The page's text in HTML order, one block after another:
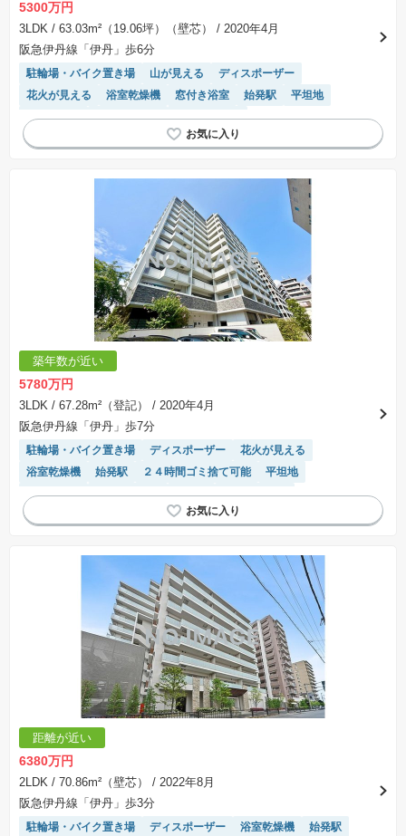
5300万円
3LDK / 63.03m²（19.06坪）（壁芯）
/ 2020年4月
阪急伊丹線「伊丹」歩6分
駐輪場・バイク置き場 山が見える
ディスポーザー
花火が見える
浴室乾燥機 窓付き浴室 始発駅
平坦地
ペット相談
対面キッチン
宅配ボックス
モニター付きインターホン
WIC 食洗機
システムキッチン
築年数が近い
5780万円
3LDK / 67.28m²（登記）
/ 2020年4月
阪急伊丹線「伊丹」歩7分
駐輪場・バイク置き場 ディスポーザー
花火が見える
浴室乾燥機
始発駅 ２４時間ゴミ捨て可能
平坦地
ペット相談
対面キッチン 床暖房
宅配ボックス
モニター付きインターホン
食洗機
駐車場(普通車)あり
システムキッチン
距離が近い
6380万円
2LDK / 70.86m²（壁芯）
/ 2022年8月
阪急伊丹線「伊丹」歩3分
駐輪場・バイク置き場 ディスポーザー 浴室乾燥機 始発駅